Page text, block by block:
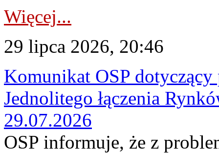
Więcej...
29 lipca 2026, 20:46
Komunikat OSP
Jednolitego łączenia
29.07.2026
OSP informuje, że z